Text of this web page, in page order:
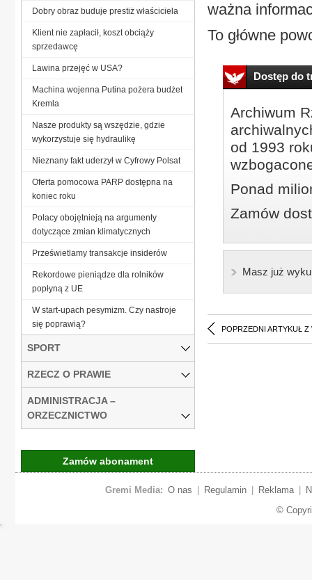
ważna
To główne
Dostęp do
Archiwum
od 1993
Ponad
Zamów
Masz już
POPRZEDNI ARTYKUŁ Z
Dobry obraz buduje prestiż właściciela
Klient nie zapłacił, koszt obciąży
sprzedawcę
Lawina przejęć w USA?
Machina wojenna Putina pożera budżet
Kremla
Nasze produkty są wszędzie, gdzie
wykorzystuje się hydraulikę
Nieznany fakt uderzył w Cyfrowy Polsat
Oferta pomocowa PARP dostępna na
koniec roku
Polacy obojętnieją na argumenty
dotyczące zmian klimatycznych
Prześwietlamy transakcje insiderów
Rekordowe pieniądze dla rolników
popłyną z UE
W start-upach pesymizm. Czy nastroje
się poprawią?
SPORT
RZECZ O PRAWIE
ADMINISTRACJA –
ORZECZNICTWO
Zamów abonament
Gremi Media: O nas Regulamin Reklama
©